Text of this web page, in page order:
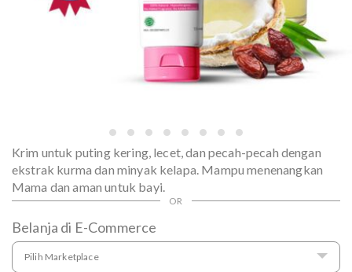
Krim untuk puting kering, lecet, dan pecah-pecah dengan
ekstrak kurma dan minyak kelapa. Mampu menenangkan
Mama dan aman untuk bayi.
Belanja di E-Commerce
Pilih Marketplace